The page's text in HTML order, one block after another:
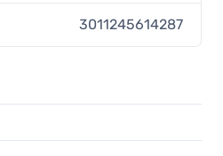
3011245614287